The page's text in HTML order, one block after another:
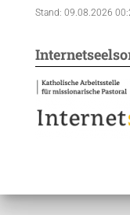
Stand: 09.08.2026